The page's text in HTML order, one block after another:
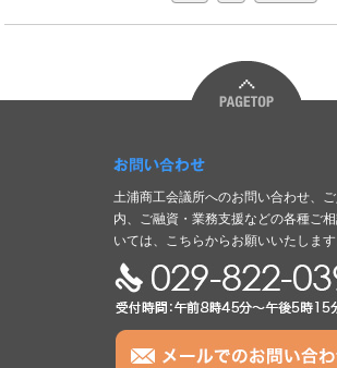
お問い合わせ
土浦商工会議所へのお問い合わせ、
内、ご融資・業務支援などの各種ご
いては、こちらからお願いいたします
TEL:029-822-0391